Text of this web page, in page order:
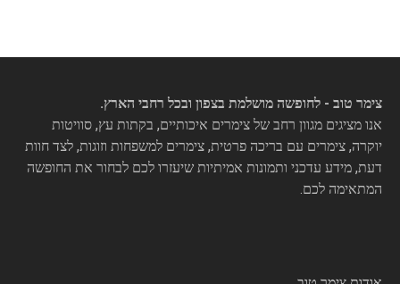
צימר טוב - לחופשה מושלמת בצפון ובכל רחבי הארץ.
אנו מציגים מגוון רחב של צימרים איכותיים, בקתות עץ, סוויטות
יוקרה, צימרים עם בריכה פרטית, צימרים למשפחות וזוגות, לצד חוות
דעת, מידע עדכני ותמונות אמיתיות שיעזרו לכם לבחור את החופשה
המתאימה לכם.